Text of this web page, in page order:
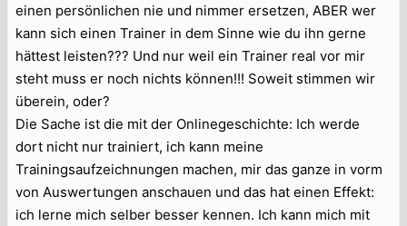
einen persönlichen nie und nimmer ersetzen, ABER wer
kann sich einen Trainer in dem Sinne wie du ihn gerne
hättest leisten??? Und nur weil ein Trainer real vor mir
steht muss er noch nichts können!!! Soweit stimmen wir
überein, oder?
Die Sache ist die mit der Onlinegeschichte: Ich werde
dort nicht nur trainiert, ich kann meine
Trainingsaufzeichnungen machen, mir das ganze in vorm
von Auswertungen anschauen und das hat einen Effekt:
ich lerne mich selber besser kennen. Ich kann mich mit